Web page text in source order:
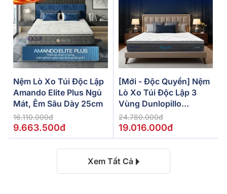
Nệm Lò Xo Túi Độc Lập
Amando Elite Plus Ngủ
Mát, Êm Sâu Dày 25cm
16.110.000đ
9.663.500đ
[Mới - Độc Quyền] Nệm
Lò Xo Túi Độc Lập 3
Vùng Dunlopillo
De.Stress Powerful
24.780.000đ
19.016.000đ
Xem Tất Cả